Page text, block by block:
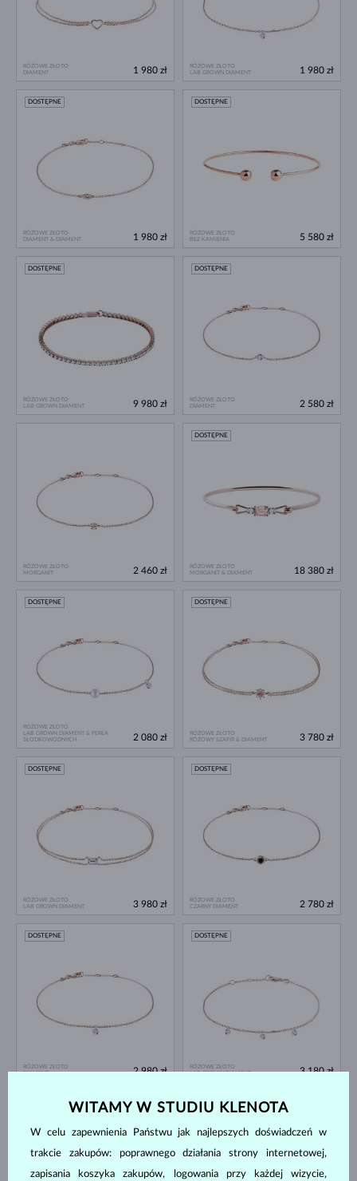
RÓŻOWE ZŁOTO
DIAMENT
1 980 zł
RÓŻOWE ZŁOTO
LAB GROWN DIAMENT
1 980 zł
RÓŻOWE ZŁOTO
DIAMENT & DIAMENT
DOSTĘPNE
1 980 zł
RÓŻOWE ZŁOTO
BEZ KAMIENIA
DOSTĘPNE
5 580 zł
RÓŻOWE ZŁOTO
LAB GROWN DIAMENT
DOSTĘPNE
9 980 zł
RÓŻOWE ZŁOTO
DIAMENT
DOSTĘPNE
2 580 zł
RÓŻOWE ZŁOTO
MORGANIT
2 460 zł
RÓŻOWE ZŁOTO
MORGANIT & DIAMENT
DOSTĘPNE
18 380 zł
RÓŻOWE ZŁOTO
LAB GROWN DIAMENT & PERŁA
SŁODKOWODNYCH
DOSTĘPNE
2 080 zł
RÓŻOWE ZŁOTO
RÓŻOWY SZAFIR & DIAMENT
DOSTĘPNE
3 780 zł
RÓŻOWE ZŁOTO
LAB GROWN DIAMENT
DOSTĘPNE
3 980 zł
RÓŻOWE ZŁOTO
CZARNY DIAMENT
DOSTĘPNE
2 780 zł
RÓŻOWE ZŁOTO
DIAMENT
DOSTĘPNE
2 980 zł
RÓŻOWE ZŁOTO
LAB GROWN DIAMENT
DOSTĘPNE
3 180 zł
DOSTĘPNE
WITAMY W STUDIU KLENOTA
W celu zapewnienia Państwu jak najlepszych doświadczeń w
trakcie zakupów: poprawnego działania strony internetowej,
zapisania koszyka zakupów, logowania przy każdej wizycie,